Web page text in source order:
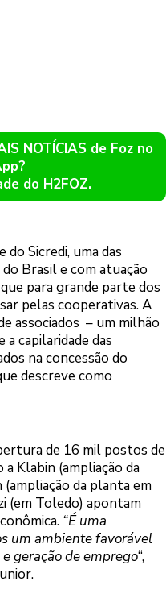
NOTÍCIAS de Foz no
do H2FOZ.
Sicredi, uma das
Brasil e com atuação
para grande parte dos
pelas cooperativas. A
associados – um milhão
a capilaridade das
na concessão do
descreve como
de 16 mil postos de
Klabin (ampliação da
da planta em
(em Toledo) apontam
“É uma
um ambiente favorável
geração de emprego“,